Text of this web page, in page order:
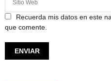
Recuerda mis datos en este
que comente.